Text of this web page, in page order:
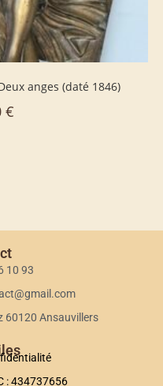
anges (daté 1846)
€
10 93
60120 Ansauvillers
: 434737656